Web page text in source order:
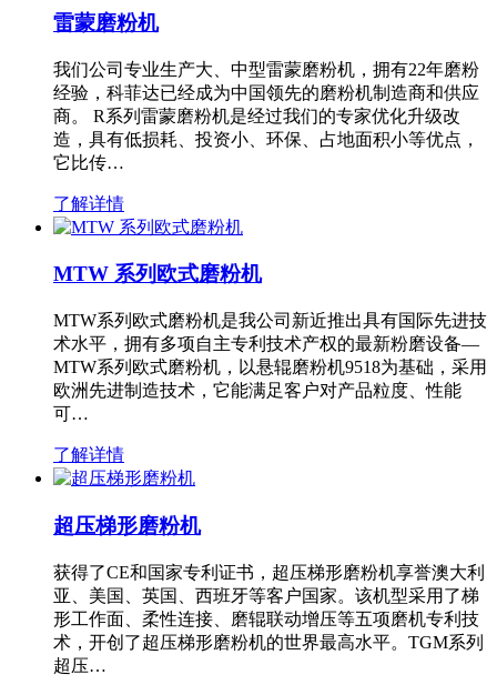
雷蒙磨粉机
我们公司专业生产大、中型雷蒙磨粉机，拥有22年磨粉
经验，科菲达已经成为中国领先的磨粉机制造商和供应
商。 R系列雷蒙磨粉机是经过我们的专家优化升级改
造，具有低损耗、投资小、环保、占地面积小等优点，
它比传…
了解详情
MTW 系列欧式磨粉机
MTW系列欧式磨粉机是我公司新近推出具有国际先进技
术水平，拥有多项自主专利技术产权的最新粉磨设备—
MTW系列欧式磨粉机，以悬辊磨粉机9518为基础，采用
欧洲先进制造技术，它能满足客户对产品粒度、性能
可…
了解详情
超压梯形磨粉机
获得了CE和国家专利证书，超压梯形磨粉机享誉澳大利
亚、美国、英国、西班牙等客户国家。该机型采用了梯
形工作面、柔性连接、磨辊联动增压等五项磨机专利技
术，开创了超压梯形磨粉机的世界最高水平。TGM系列
超压…